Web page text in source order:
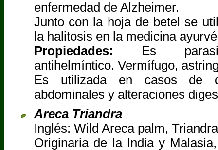
enfermedad de Alzheimer.
Junto con la hoja de betel se
la halitosis en la medicina
Propiedades: Es
antihelmíntico. Vermífugo,
Es utilizada en casos de
abdominales y alteraciones
Areca Triandra
Inglés: Wild Areca palm,
Originaria de la India y